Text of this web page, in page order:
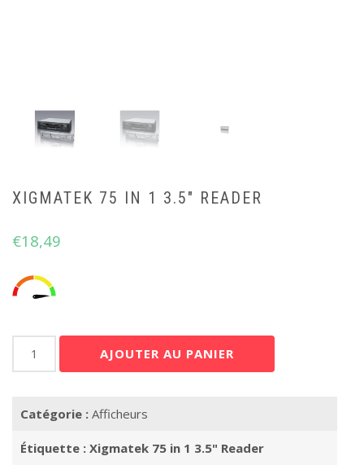
XIGMATEK 75 IN 1 3.5″ READER
€18,49
in
3.5"
AJOUTER AU PANIER
Catégorie : Afficheurs
Étiquette : Xigmatek 75 in 1 3.5" Reader